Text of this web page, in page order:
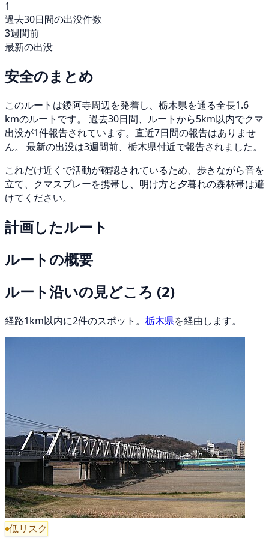
1
過去30日間の出没件数
3週間前
最新の出没
安全のまとめ
このルートは鑁阿寺周辺を発着し、栃木県を通る全長1.6
kmのルートです。 過去30日間、ルートから5km以内でクマ
出没が1件報告されています。直近7日間の報告はありませ
ん。 最新の出没は3週間前、栃木県付近で報告されました。
これだけ近くで活動が確認されているため、歩きながら音を
立て、クマスプレーを携帯し、明け方と夕暮れの森林帯は避
けてください。
計画したルート
ルートの概要
ルート沿いの見どころ (2)
経路1km以内に2件のスポット。 栃木県を経由します。
低リスク